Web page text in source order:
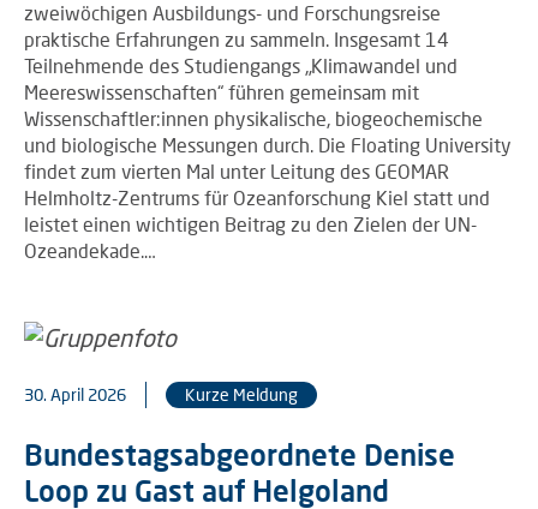
zweiwöchigen Ausbildungs- und Forschungsreise
praktische Erfahrungen zu sammeln. Insgesamt 14
Teilnehmende des Studiengangs „Klimawandel und
Meereswissenschaften“ führen gemeinsam mit
Wissenschaftler:innen physikalische, biogeochemische
und biologische Messungen durch. Die Floating University
findet zum vierten Mal unter Leitung des GEOMAR
Helmholtz-Zentrums für Ozeanforschung Kiel statt und
leistet einen wichtigen Beitrag zu den Zielen der UN-
Ozeandekade.…
30. April 2026 Kurze Meldung
Bundestagsabgeordnete Denise
Loop zu Gast auf Helgoland